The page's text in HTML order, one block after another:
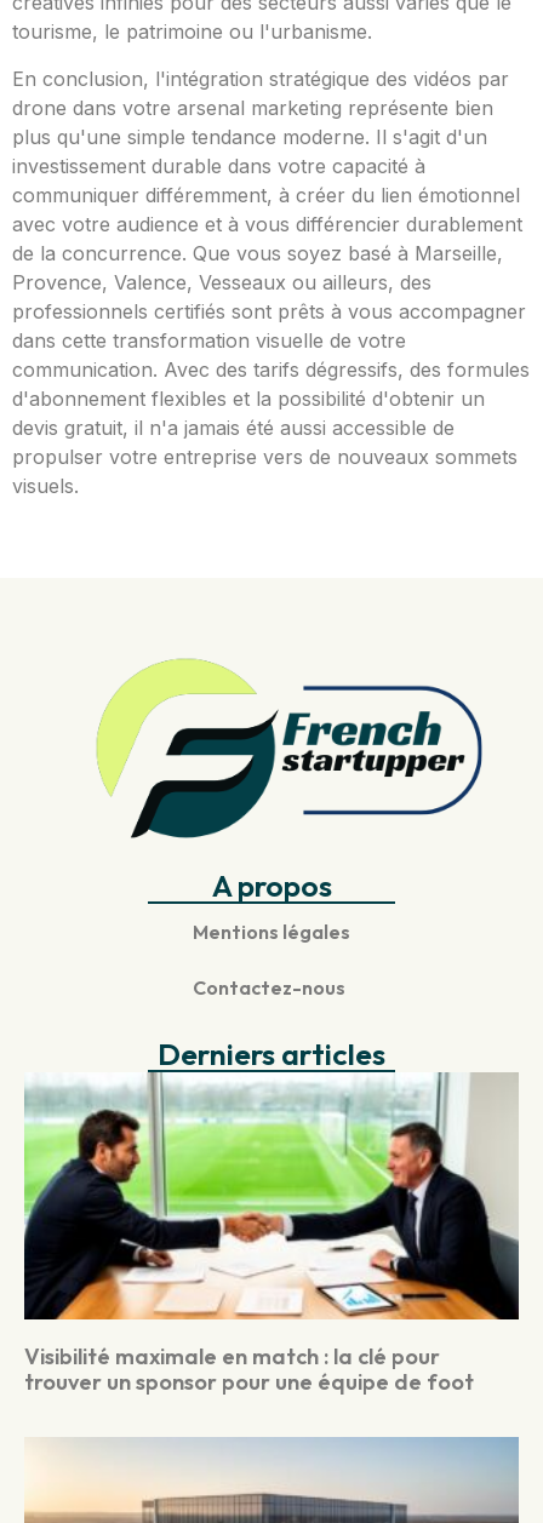
tourisme, le patrimoine ou l'urbanisme.
En conclusion, l'intégration stratégique des vidéos par
drone dans votre arsenal marketing représente bien
plus qu'une simple tendance moderne. Il s'agit d'un
investissement durable dans votre capacité à
communiquer différemment, à créer du lien émotionnel
avec votre audience et à vous différencier durablement
de la concurrence. Que vous soyez basé à Marseille,
Provence, Valence, Vesseaux ou ailleurs, des
professionnels certifiés sont prêts à vous accompagner
dans cette transformation visuelle de votre
communication. Avec des tarifs dégressifs, des formules
d'abonnement flexibles et la possibilité d'obtenir un
devis gratuit, il n'a jamais été aussi accessible de
propulser votre entreprise vers de nouveaux sommets
visuels.
A propos
Mentions légales
Contactez-nous
Derniers articles
Visibilité maximale en match : la clé pour
trouver un sponsor pour une équipe de foot